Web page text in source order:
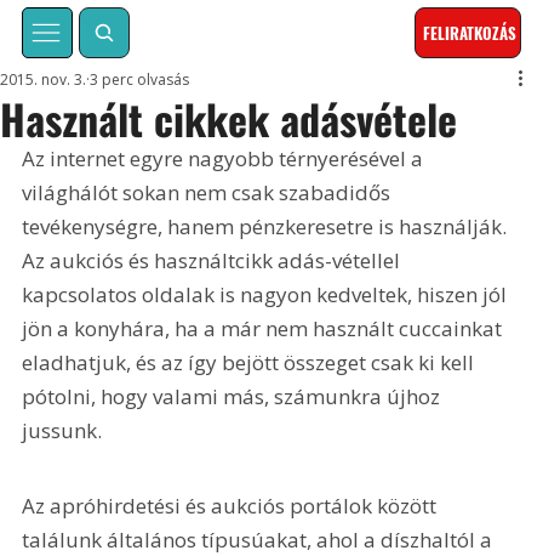
FELIRATKOZÁS
Használt cikkek adásvétele
2015. nov. 3. 3 perc olvasás
Az internet egyre nagyobb térnyerésével a
világhálót sokan nem csak szabadidős
tevékenységre, hanem pénzkeresetre is használják.
Az aukciós és használtcikk adás-vétellel
kapcsolatos oldalak is nagyon kedveltek, hiszen jól
jön a konyhára, ha a már nem használt cuccainkat
eladhatjuk, és az így bejött összeget csak ki kell
pótolni, hogy valami más, számunkra újhoz
jussunk.
Az apróhirdetési és aukciós portálok között
találunk általános típusúakat, ahol a díszhaltól a